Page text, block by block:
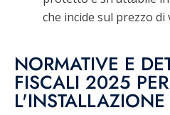
che incide sul prezzo
NORMATIVE E
FISCALI 2025 PER